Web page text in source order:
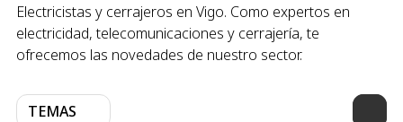
Electricistas y cerrajeros en Vigo. Como expertos en
electricidad, telecomunicaciones y cerrajería, te
ofrecemos las novedades de nuestro sector.
TEMAS